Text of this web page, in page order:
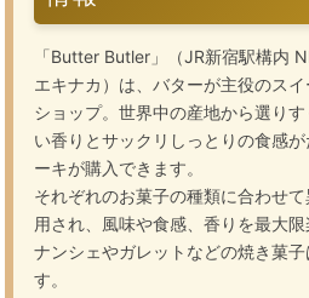
「Butter Butler」（JR新宿駅構内
エキナカ）は、バターが主役のス
ショップ。世界中の産地から選り
い香りとサックリしっとりの食感
ーキが購入できます。
それぞれのお菓子の種類に合わせ
用され、風味や食感、香りを最大
ナンシェやガレットなどの焼き菓
す。